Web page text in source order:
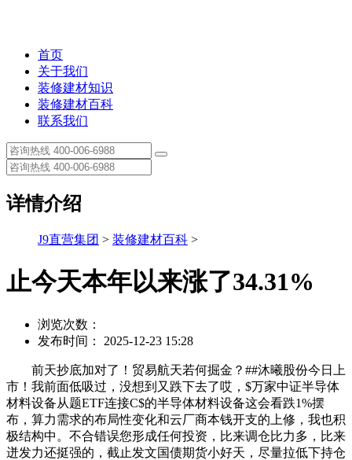
首页
关于我们
装修建材知识
装修建材百科
联系我们
详情介绍
J9直营集团 > 装修建材百科 >
止今天本年以来涨了34.31%
浏览次数：
发布时间： 2025-12-23 15:28
前天抄底加对了！贸易航天若何掘金？##沐曦股份今日上
市！我前面低吸过，没想到又跌下去了哎，$万家中证半导体
材料设备从题ETF连接C$的半导体材料设备这会看跌1%摆
布，算力需求的布局性变化和云厂商本钱开支的上修，我也积
极结构中。不合错误您形成任何投资，比来调仓比力多，比来
迸发力还挺强的，截止发文国债期货小好天，尽量拉低下持仓